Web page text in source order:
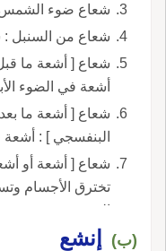
شعاع ضوء الشمس
شعاع من السنبل :
شعاع [ أشعة ما
أشعة في الضوء
شعاع [ أشعة ما
البنفسجي ] : أشعة
شعاع [ أشعة أو
تخترق الأجسام
البشري.
(ب) إنشع